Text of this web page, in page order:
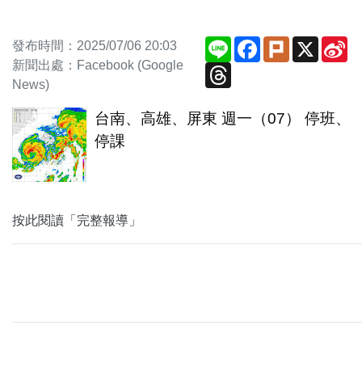
發布時間：2025/07/06 20:03
新聞出處：Facebook (Google
News)
Line Facebook
Plurk X
台南、高雄、屏東 週一（07） 停班、
停課
按此閱讀「完整報導」